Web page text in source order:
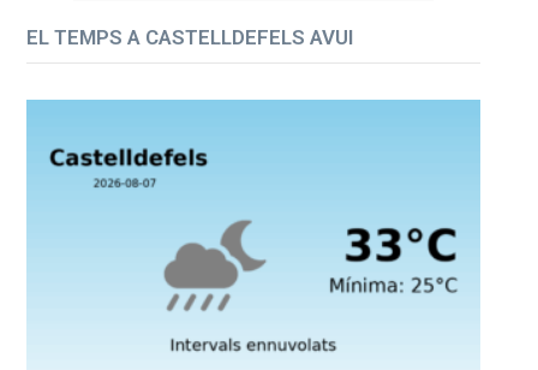
EL TEMPS A CASTELLDEFELS AVUI